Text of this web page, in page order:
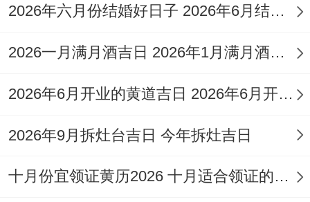
渡与长期安定的家庭！
2026年12月24日（农历冬月十六,星期六）
独一份:适合结婚，祭祀、祈福，求嗣、开
桥。 冲丙寅虎。属虎的人需要不相同注意...
2026年六月份结婚好日子 2026年6月结婚好吗
2026一月满月酒吉日 2026年1月满月酒吉日
2026年6月开业的黄道吉日 2026年6月开业黄道吉日查询
2026年9月拆灶台吉日 今年拆灶吉日
十月份宜领证黄历2026 十月适合领证的好日子2026年